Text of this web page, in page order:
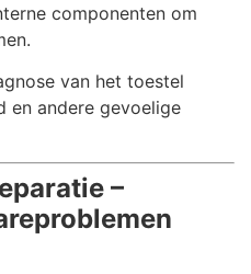
componenten om
van het toestel
andere gevoelige
–